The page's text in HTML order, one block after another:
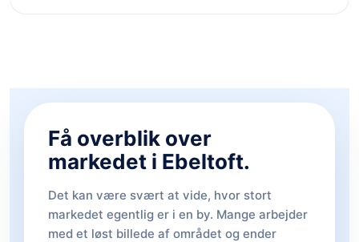
Få overblik over
markedet i Ebeltoft.
Det kan være svært at vide, hvor stort
markedet egentlig er i en by. Mange arbejder
med et løst billede af området og ender